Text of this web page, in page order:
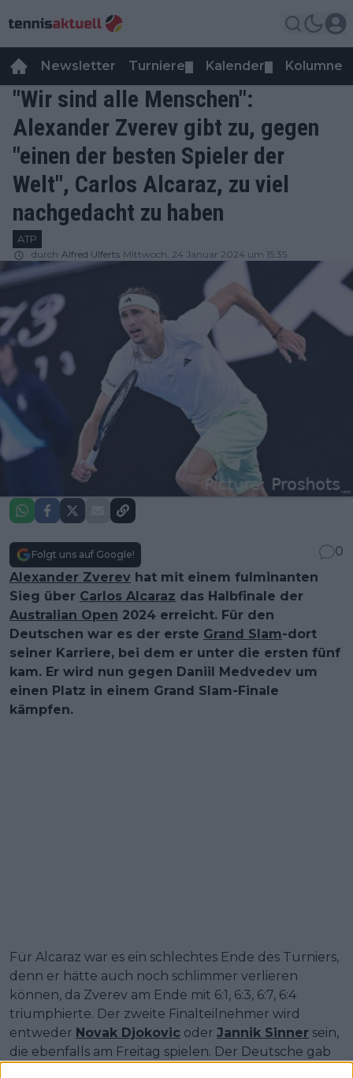
Newsletter Turniere Kalender Kolumnen
"Wir sind alle Menschen":
Alexander Zverev gibt zu, gegen
"einen der besten Spieler der
Welt", Carlos Alcaraz, zu viel
nachgedacht zu haben
ATP
durch Alfred Ulferts Mittwoch, 24 Januar 2024 um 15:35
Folgt uns auf Google!
0
Alexander Zverev hat mit einem fulminanten
Sieg über Carlos Alcaraz das Halbfinale der
Australian Open 2024 erreicht. Für den
Deutschen war es der erste Grand Slam-dort
seiner Karriere, bei dem er unter die ersten fünf
kam. Er wird nun gegen Daniil Medvedev um
einen Platz in einem Grand Slam-Finale
kämpfen.
Für Alcaraz war es ein schlechtes Ende des Turniers,
denn er hätte auch noch schlimmer verlieren
können, da Zverev am Ende mit 6:1, 6:3, 6:7, 6:4
triumphierte. Der zweite Finalteilnehmer wird
entweder Novak Djokovic oder Jannik Sinner sein,
die ebenfalls am Freitag spielen. Der Deutsche gab